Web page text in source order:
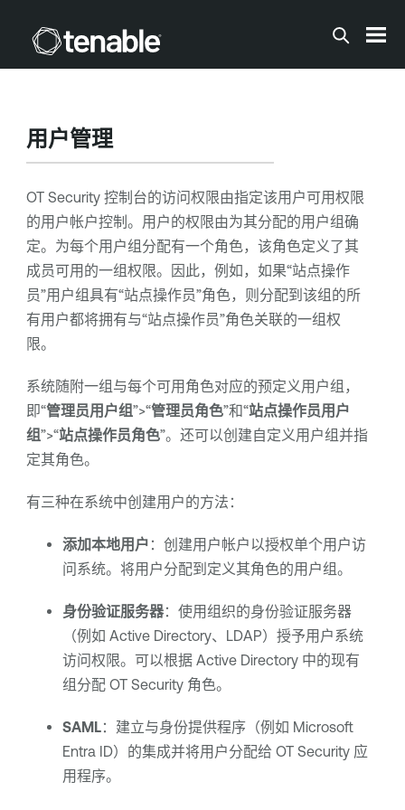
用户管理
OT Security控制台的访问权限由指定该用户可用权限
的用户帐户控制。用户的权限由为其分配的用户组确
定。为每个用户组分配有一个角色，该角色定义了其
成员可用的一组权限。因此，例如，如果“站点操作
员”用户组具有“站点操作员”角色，则分配到该组的所
有用户都将拥有与“站点操作员”角色关联的一组权
限。
系统随附一组与每个可用角色对应的预定义用户组，
即“管理员用户组”>“管理员角色”和“站点操作员用户
组”>“站点操作员角色”。还可以创建自定义用户组并指
定其角色。
有三种在系统中创建用户的方法：
添加本地用户 ：创建用户帐户以授权单个用户访
问系统。将用户分配到定义其角色的用户组。
身份验证服务器：使用组织的身份验证服务器
（例如 Active Directory、LDAP）授予用户系统
访问权限。可以根据 Active Directory 中的现有
组分配 OT Security角色。
SAML：建立与身份提供程序（例如 Microsoft
Entra ID）的集成并将用户分配给 OT Security应
用程序。